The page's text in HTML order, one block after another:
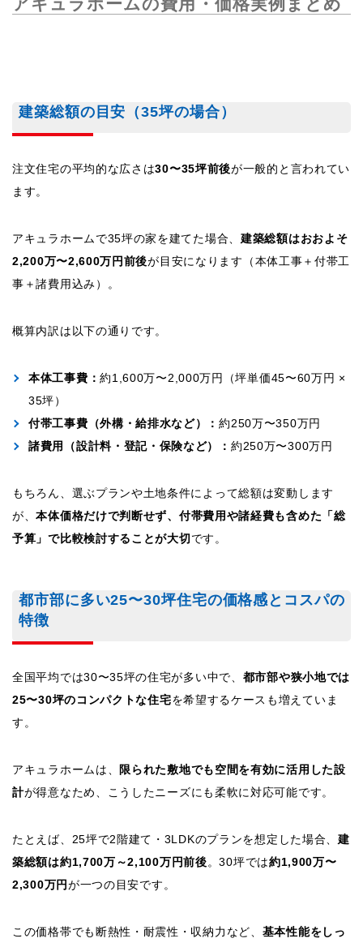
建築総額の目安（35坪の場合）
注文住宅の平均的な広さは30〜35坪前後が一般的と言われてい
ます。
アキュラホームで35坪の家を建てた場合、 建築総額はおおよそ
2,200万〜2,600万円前後が目安になります（本体工事＋付帯工
事＋諸費用込み）。
概算内訳は以下の通りです。
本体工事費：約1,600万〜2,000万円（坪単価45〜60万円 ×
35坪）
付帯工事費（外構・給排水など）：約250万〜350万円
諸費用（設計料・登記・保険など）： 約250万〜300万円
もちろん、選ぶプランや土地条件によって総額は変動します
が、本体価格だけで判断せず、付帯費用や諸経費も含めた「総
予算」で比較検討することが大切です。
都市部に多い25〜30坪住宅の価格感とコスパの
特徴
全国平均では30〜35坪の住宅が多い中で、 都市部や狭小地では
25〜30坪のコンパクトな住宅を希望するケースも増えていま
す。
アキュラホームは、
限られた敷地でも空間を有効に活用した設
計が得意なため、こうしたニーズにも柔軟に対応可能です。
たとえば、25坪で2階建て・3LDKのプランを想定した場合、 建
築総額は約1,700万～2,100万円前後。30坪では約1,900万〜
2,300万円が一つの目安です。
この価格帯でも断熱性・耐震性・収納力など、 基本性能をしっ